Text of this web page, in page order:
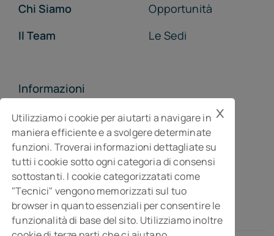
Chi Siamo
Il Team
Opportunità
Le Sedi
Informazioni
MGI Studiopragma Stp s.r.l.
Società di consulenza per l’impresa
Via Della Costituzione, 10- 61032 Fano PU
Isc. REA n° 119788
Utilizziamo i cookie per aiutarti a navigare in
maniera efficiente e a svolgere determinate
funzioni. Troverai informazioni dettagliate su
tutti i cookie sotto ogni categoria di consensi
sottostanti. I cookie categorizzatati come
"Tecnici" vengono memorizzati sul tuo
browser in quanto essenziali per consentire le
funzionalità di base del sito. Utilizziamo inoltre
x